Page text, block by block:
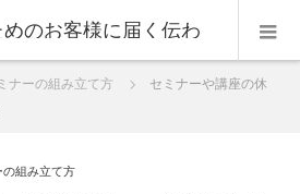
のお客様に届く伝わ
ナーの組み立て方
セミナーや講座の休
の組み立て方